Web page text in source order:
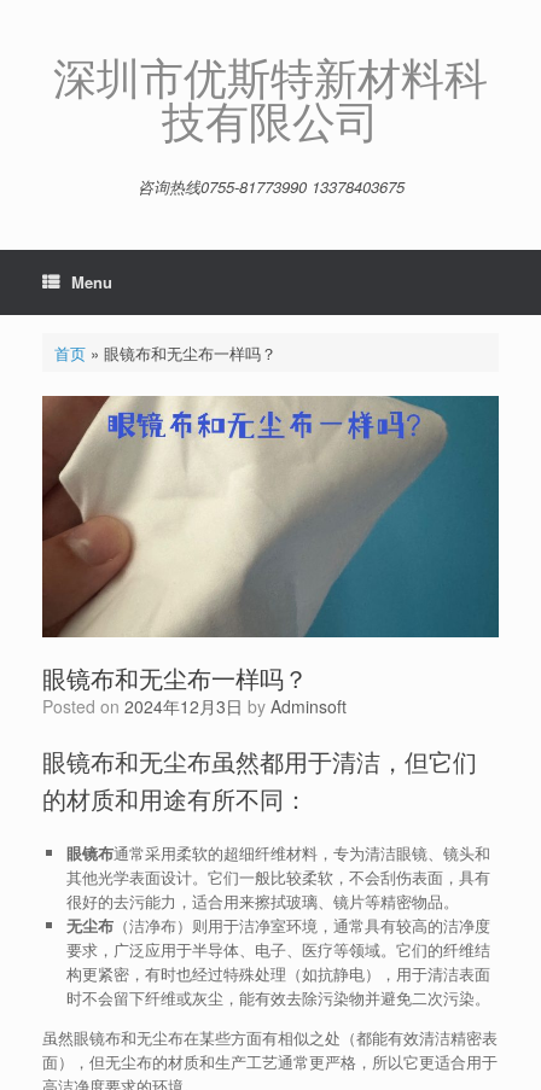
深圳市优斯特新材料科
技有限公司
咨询热线0755-81773990 13378403675
Menu
首页» 眼镜布和无尘布一样吗？
眼镜布和无尘布一样吗？
Posted on 2024年12月3日 by Adminsoft
眼镜布和无尘布虽然都用于清洁，但它们
的材质和用途有所不同：
眼镜布通常采用柔软的超细纤维材料，专为清洁眼镜、镜头和
其他光学表面设计。它们一般比较柔软，不会刮伤表面，具有
很好的去污能力，适合用来擦拭玻璃、镜片等精密物品。
无尘布（洁净布）则用于洁净室环境，通常具有较高的洁净度
要求，广泛应用于半导体、电子、医疗等领域。它们的纤维结
构更紧密，有时也经过特殊处理（如抗静电），用于清洁表面
时不会留下纤维或灰尘，能有效去除污染物并避免二次污染。
虽然眼镜布和无尘布在某些方面有相似之处（都能有效清洁精密表
面），但无尘布的材质和生产工艺通常更严格，所以它更适合用于